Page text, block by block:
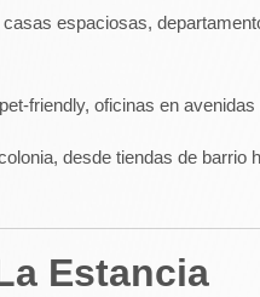
espaciosas,
friendly, oficinas en
desde tiendas de barrio
Estancia